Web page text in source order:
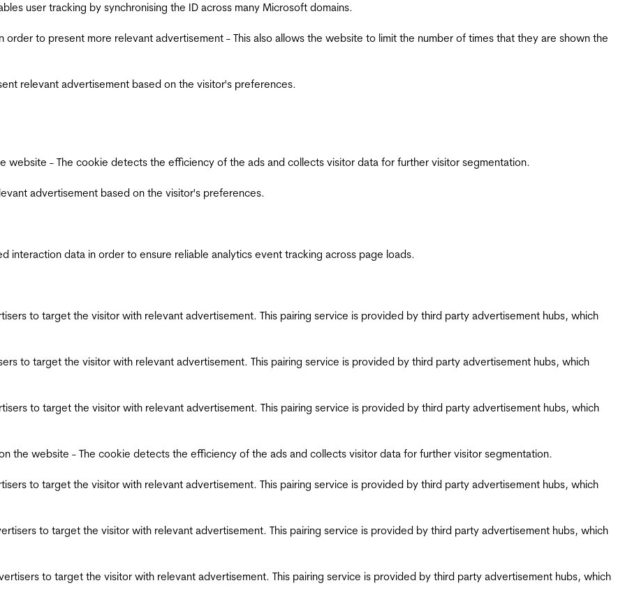
user tracking by synchronising the ID across many Microsoft domains.
to present more relevant advertisement - This also allows the website to limit the number of times that they are shown the
relevant advertisement based on the visitor's preferences.
website - The cookie detects the efficiency of the ads and collects visitor data for further visitor segmentation.
advertisement based on the visitor's preferences.
interaction data in order to ensure reliable analytics event tracking across page loads.
to target the visitor with relevant advertisement. This pairing service is provided by third party advertisement hubs, which
to target the visitor with relevant advertisement. This pairing service is provided by third party advertisement hubs, which
to target the visitor with relevant advertisement. This pairing service is provided by third party advertisement hubs, which
the website - The cookie detects the efficiency of the ads and collects visitor data for further visitor segmentation.
to target the visitor with relevant advertisement. This pairing service is provided by third party advertisement hubs, which
to target the visitor with relevant advertisement. This pairing service is provided by third party advertisement hubs, which
to target the visitor with relevant advertisement. This pairing service is provided by third party advertisement hubs, which